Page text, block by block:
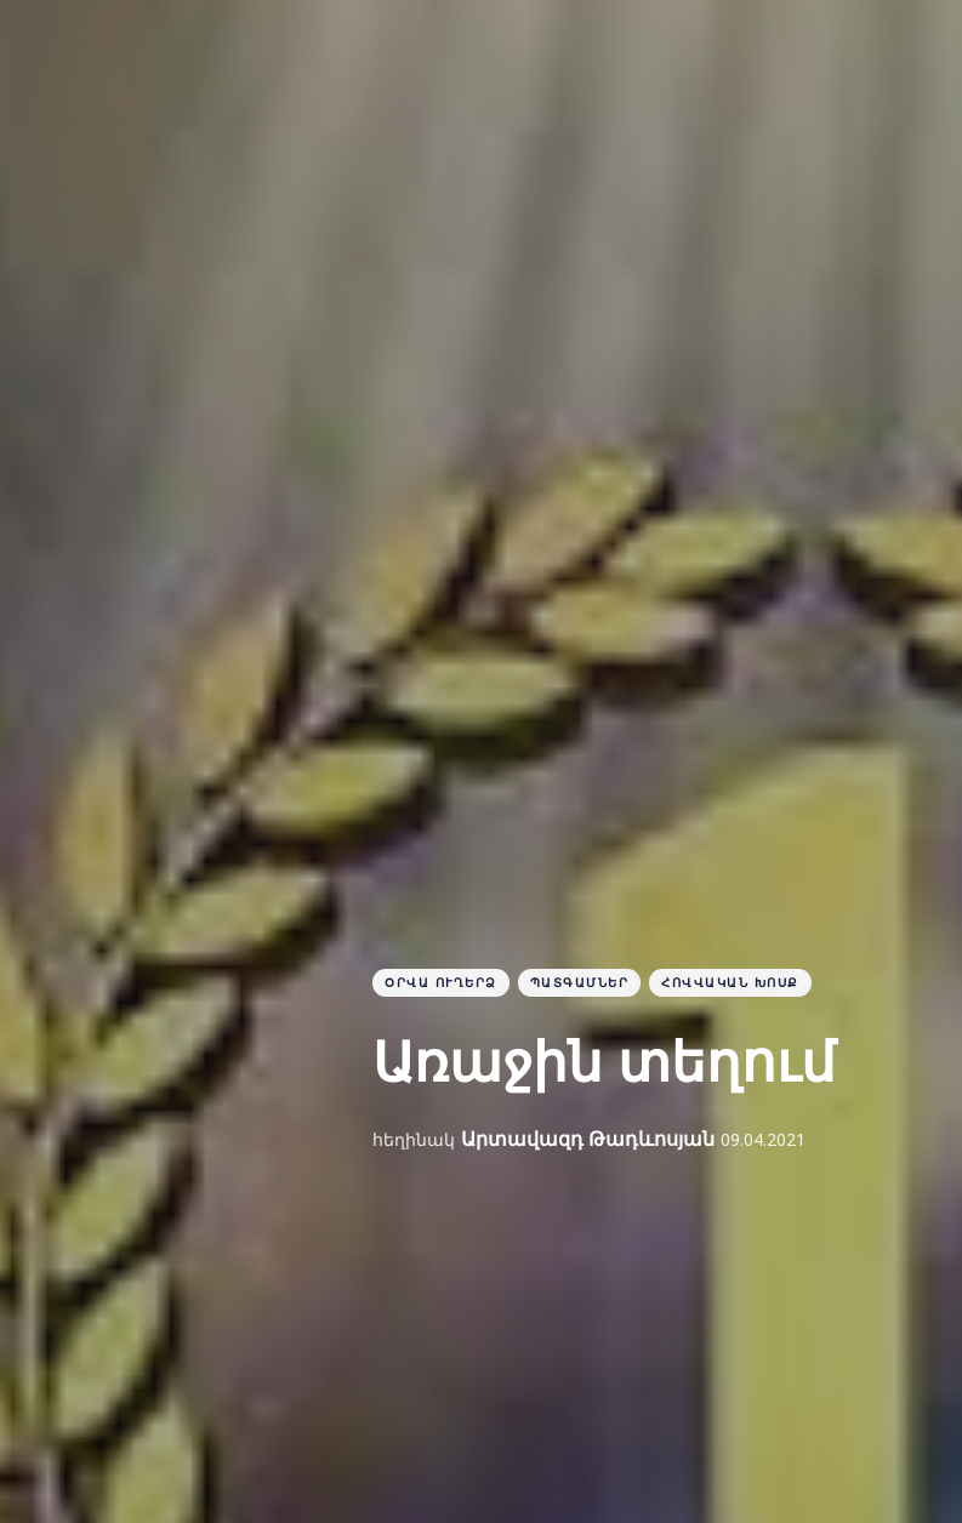
ՕՐՎԱ ՈՒՂԵՐՁ ՊԱՏԳԱՄՆԵՐ ՀՈՎՎԱԿԱՆ ԽՈՍՔ
Առաջին տեղում
հեղինակ Արտավազդ Թադևոսյան 09.04.2021